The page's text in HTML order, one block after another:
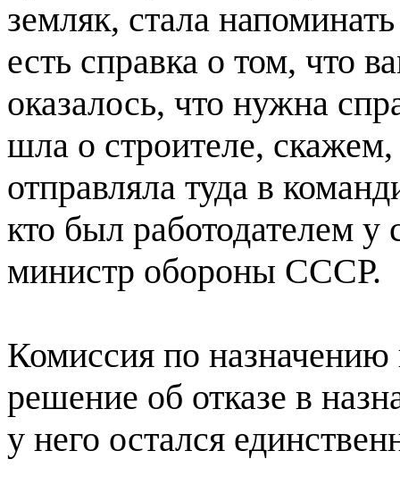
земляк, стала
есть справка о том, что
оказалось, что нужна
шла о строителе,
отправляла туда в
кто был работодателем
министр обороны СССР.
Комиссия по
решение об отказе в
у него остался